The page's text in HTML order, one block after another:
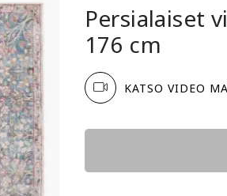
Persialaiset
176 cm
KATSO VIDEO